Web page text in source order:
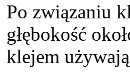
Po związaniu
głębokość
klejem